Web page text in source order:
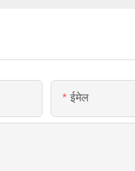
ईमेल